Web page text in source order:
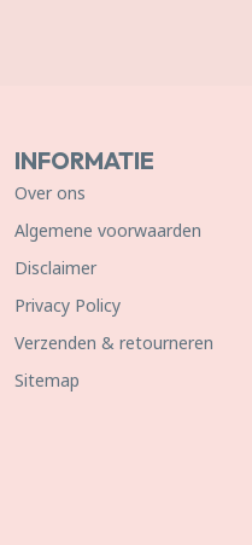
INFORMATIE
Over ons
Algemene voorwaarden
Disclaimer
Privacy Policy
Verzenden & retourneren
Sitemap